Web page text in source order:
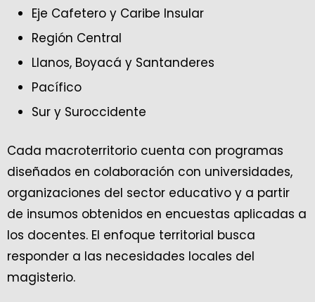
Eje Cafetero y Caribe Insular
Región Central
Llanos, Boyacá y Santanderes
Pacífico
Sur y Suroccidente
Cada macroterritorio cuenta con programas
diseñados en colaboración con universidades,
organizaciones del sector educativo y a partir
de insumos obtenidos en encuestas aplicadas a
los docentes. El enfoque territorial busca
responder a las necesidades locales del
magisterio.